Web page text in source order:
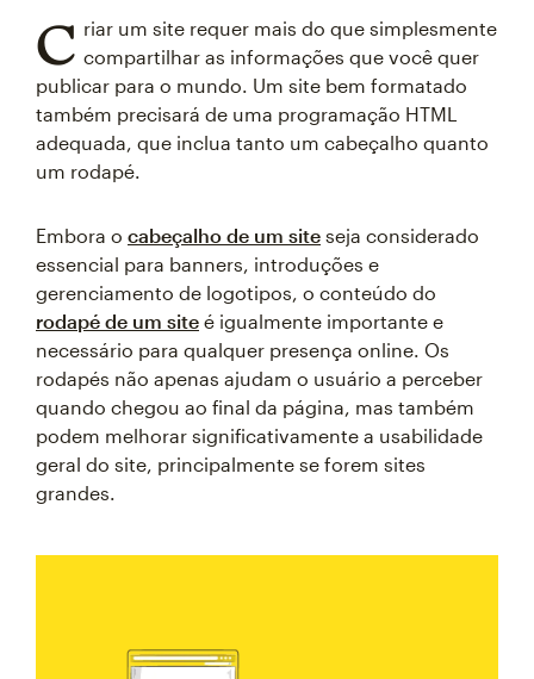
C riar um site requer mais do que simplesmente
compartilhar as informações que você quer
publicar para o mundo. Um site bem formatado
também precisará de uma programação HTML
adequada, que inclua tanto um cabeçalho quanto
um rodapé.
Embora o cabeçalho de um site seja considerado
essencial para banners, introduções e
gerenciamento de logotipos, o conteúdo do
rodapé de um site é igualmente importante e
necessário para qualquer presença online. Os
rodapés não apenas ajudam o usuário a perceber
quando chegou ao final da página, mas também
podem melhorar significativamente a usabilidade
geral do site, principalmente se forem sites
grandes.